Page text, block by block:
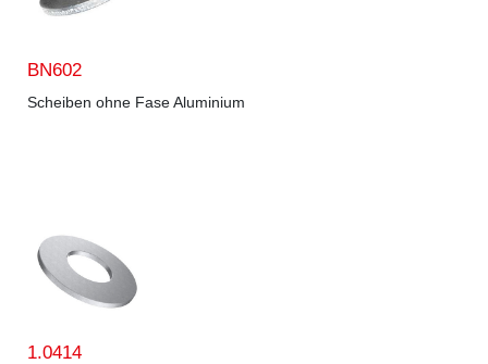
BN602
Scheiben ohne Fase Aluminium
1.0414